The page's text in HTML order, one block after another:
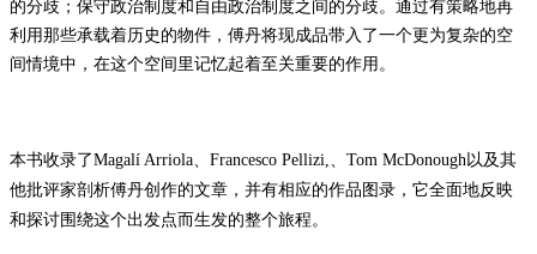
的分歧；保守政治制度和自由政治制度之间的分歧。通过有策略地再
利用那些承载着历史的物件，傅丹将现成品带入了一个更为复杂的空
间情境中，在这个空间里记忆起着至关重要的作用。
本书收录了Magalí Arriola、Francesco Pellizi,、Tom McDonough以及其
他批评家剖析傅丹创作的文章，并有相应的作品图录，它全面地反映
和探讨围绕这个出发点而生发的整个旅程。